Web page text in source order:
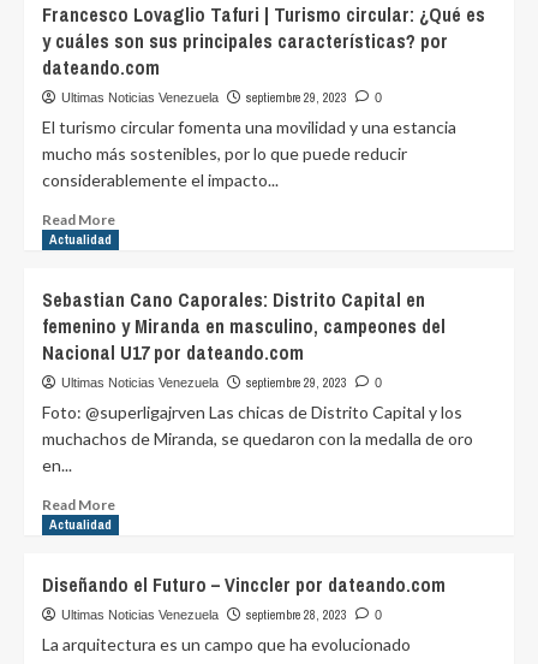
emociones
por
purovinotinto.com
¿Qué
es
y
cómo
utiliza
en
la
por
dateando.com
Francesco Lovaglio Tafuri | Turismo circular: ¿Qué es
y cuáles son sus principales características? por
dateando.com
Ultimas Noticias Venezuela septiembre 29, 2023 0
El turismo circular fomenta una movilidad y una estancia
mucho más sostenibles, por lo que puede reducir
considerablemente el impacto...
Read MoreRead
Lovaglio
Tafuri
Turismo
¿Qué
es
son
sus
características?
Actualidad
Sebastian Cano Caporales: Distrito Capital en
femenino y Miranda en masculino, campeones del
Nacional U17 por dateando.com
Ultimas Noticias Venezuela septiembre 29, 2023 0
Foto: @superligajrven Las chicas de Distrito Capital y los
muchachos de Miranda, se quedaron con la medalla de oro
en...
Read MoreRead
Cano
Caporales:
Distrito
Actualidad
Diseñando el Futuro – Vinccler por dateando.com
Ultimas Noticias Venezuela septiembre 28, 2023 0
La arquitectura es un campo que ha evolucionado